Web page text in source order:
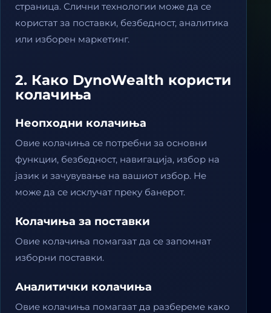
страница. Слични технологии може да се
користат за поставки, безбедност, аналитика
или изборен маркетинг.
2. Како DynoWealth користи
колачиња
Неопходни колачиња
Овие колачиња се потребни за основни
функции, безбедност, навигација, избор на
јазик и зачувување на вашиот избор. Не
може да се исклучат преку банерот.
Колачиња за поставки
Овие колачиња помагаат да се запомнат
изборни поставки.
Аналитички колачиња
Овие колачиња помагаат да разбереме како